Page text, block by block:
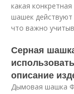
какая
шашек
что важно
Серная
описание
Дымовая шашка